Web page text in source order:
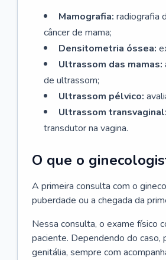
Mamografia: radiografia
câncer de mama;
Densitometria óssea:
Ultrassom das mamas:
de ultrassom;
Ultrassom pélvico:
Ultrassom transvaginal:
transdutor na vagina.
O que o
A primeira consulta com o
puberdade ou a chegada da
Nessa consulta, o exame físico
paciente. Dependendo do
genitália, sempre com